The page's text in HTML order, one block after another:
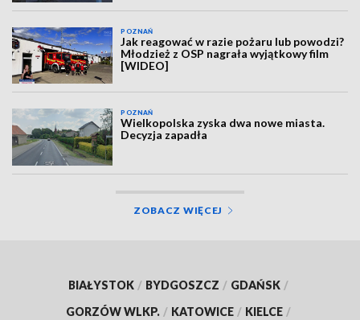
POZNAŃ
Jak reagować w razie pożaru lub powodzi?
Młodzież z OSP nagrała wyjątkowy film
[WIDEO]
POZNAŃ
Wielkopolska zyska dwa nowe miasta.
Decyzja zapadła
ZOBACZ WIĘCEJ
BIAŁYSTOK / BYDGOSZCZ / GDAŃSK /
GORZÓW WLKP. / KATOWICE / KIELCE /